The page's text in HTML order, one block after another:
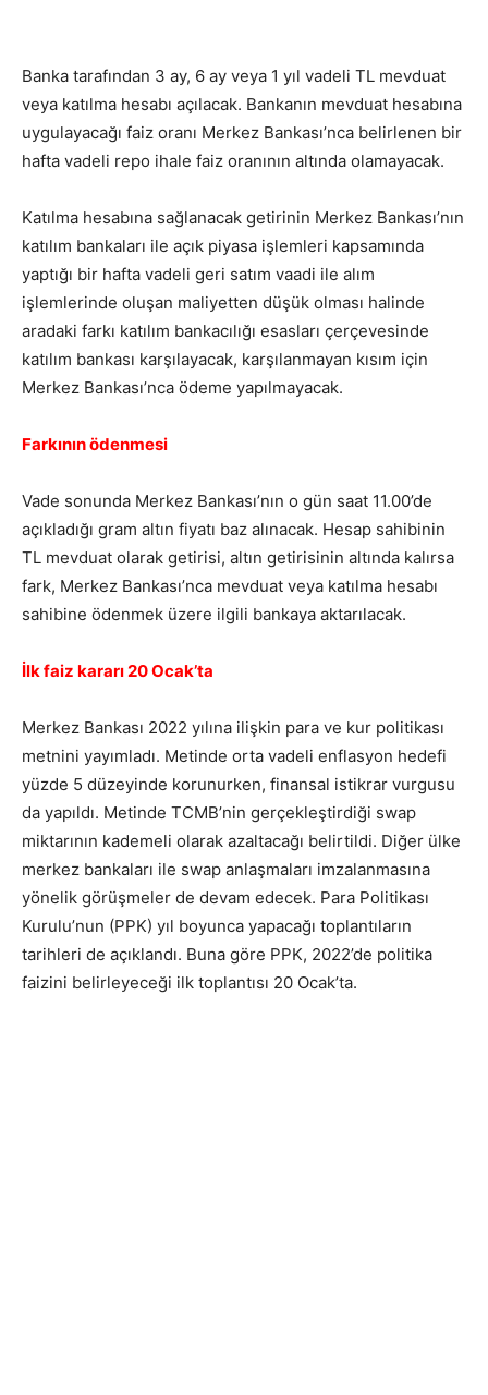
Banka tarafından 3 ay, 6 ay veya 1 yıl vadeli TL mevduat
veya katılma hesabı açılacak. Bankanın mevduat hesabına
uygulayacağı faiz oranı Merkez Bankası’nca belirlenen bir
hafta vadeli repo ihale faiz oranının altında olamayacak.
Katılma hesabına sağlanacak getirinin Merkez Bankası’nın
katılım bankaları ile açık piyasa işlemleri kapsamında
yaptığı bir hafta vadeli geri satım vaadi ile alım
işlemlerinde oluşan maliyetten düşük olması halinde
aradaki farkı katılım bankacılığı esasları çerçevesinde
katılım bankası karşılayacak, karşılanmayan kısım için
Merkez Bankası’nca ödeme yapılmayacak.
Farkının ödenmesi
Vade sonunda Merkez Bankası’nın o gün saat 11.00’de
açıkladığı gram altın fiyatı baz alınacak. Hesap sahibinin
TL mevduat olarak getirisi, altın getirisinin altında kalırsa
fark, Merkez Bankası’nca mevduat veya katılma hesabı
sahibine ödenmek üzere ilgili bankaya aktarılacak.
İlk faiz kararı 20 Ocak’ta
Merkez Bankası 2022 yılına ilişkin para ve kur politikası
metnini yayımladı. Metinde orta vadeli enflasyon hedefi
yüzde 5 düzeyinde korunurken, finansal istikrar vurgusu
da yapıldı. Metinde TCMB’nin gerçekleştirdiği swap
miktarının kademeli olarak azaltacağı belirtildi. Diğer ülke
merkez bankaları ile swap anlaşmaları imzalanmasına
yönelik görüşmeler de devam edecek. Para Politikası
Kurulu’nun (PPK) yıl boyunca yapacağı toplantıların
tarihleri de açıklandı. Buna göre PPK, 2022’de politika
faizini belirleyeceği ilk toplantısı 20 Ocak’ta.